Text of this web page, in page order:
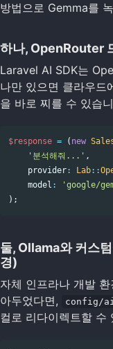
방법으로 Gemma를
하나, OpenRouter
Laravel AI SDK는
나만 있으면 클라우드
을 바로 찌를 수 있습
$response = ( new
'분석해줘...' ,
provider: Lab::
model : 'google/
);
둘, Ollama와 커스
경)
자체 인프라나 개발
아두었다면,
config/
컬로 리다이렉트할 수